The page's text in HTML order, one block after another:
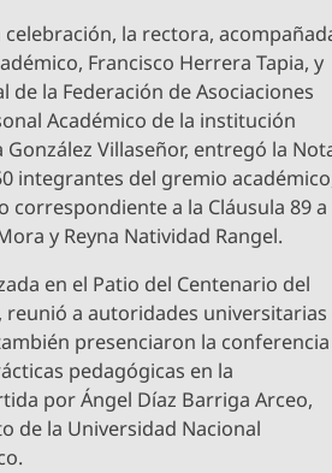
celebración, la rectora,
Francisco Herrera Tapia, y
de la Federación de Asociaciones
Académico de la institución
González Villaseñor, entregó la
integrantes del gremio
correspondiente a la Cláusula 89 a
y Reyna Natividad Rangel.
en el Patio del Centenario del
reunió a autoridades universitarias
presenciaron la conferencia
pedagógicas en la
por Ángel Díaz Barriga Arceo,
de la Universidad Nacional